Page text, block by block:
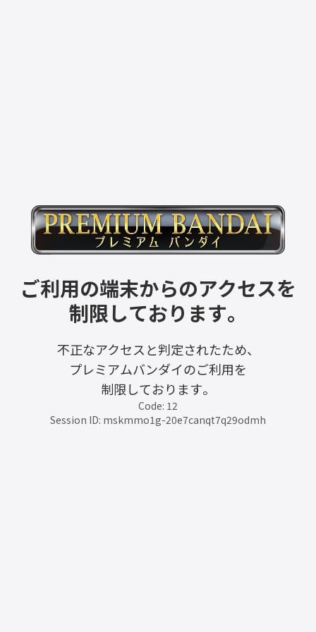
ご利用の端末からのアクセスを
制限しております。
不正なアクセスと判定されたため、
プレミアムバンダイのご利用を
制限しております。
Code: 12
Session ID: mskmmo1g-20e7canqt7q29odmh